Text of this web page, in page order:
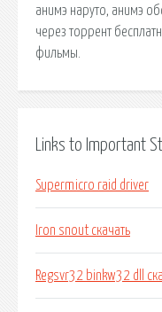
анимэ наруто, анимэ
через торрент
фильмы.
Links to Important
Supermicro raid driver
Iron snout скачать
Regsvr32 binkw32 dll